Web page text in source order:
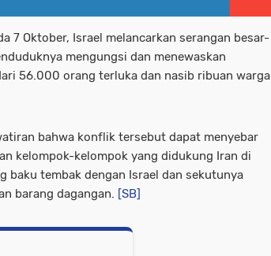
7 Oktober, Israel melancarkan serangan besar-
mengungsi dan menewaskan
56.000 orang terluka dan nasib ribuan warga
bahwa konflik tersebut dapat menyebar
kelompok-kelompok yang didukung Iran di
baku tembak dengan Israel dan sekutunya
barang dagangan. [SB]